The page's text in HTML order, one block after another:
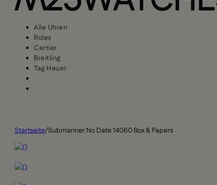
Alle Uhren
Rolex
Cartier
Breitling
Tag Heuer
Startseite/Submariner No Date 14060 Box & Papers